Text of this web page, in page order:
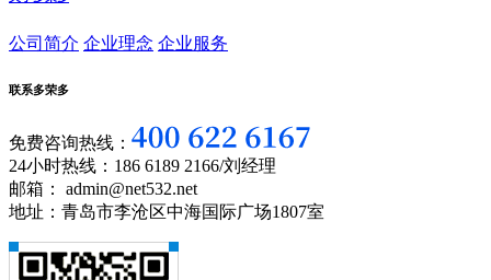
公司简介 企业理念 企业服务
联系多荣多
免费咨询热线：
24小时热线：186 6189 2166/刘经理
邮箱： admin@net532.net
地址：青岛市李沧区中海国际广场1807室